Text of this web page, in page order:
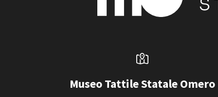
Museo Tattile Statale Omero